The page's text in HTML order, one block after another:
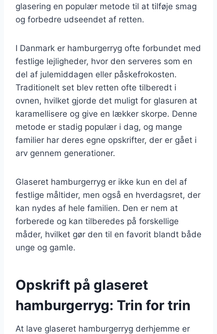
glasering en populær metode til at tilføje smag
og forbedre udseendet af retten.
I Danmark er hamburgerryg ofte forbundet med
festlige lejligheder, hvor den serveres som en
del af julemiddagen eller påskefrokosten.
Traditionelt set blev retten ofte tilberedt i
ovnen, hvilket gjorde det muligt for glasuren at
karamellisere og give en lækker skorpe. Denne
metode er stadig populær i dag, og mange
familier har deres egne opskrifter, der er gået i
arv gennem generationer.
Glaseret hamburgerryg er ikke kun en del af
festlige måltider, men også en hverdagsret, der
kan nydes af hele familien. Den er nem at
forberede og kan tilberedes på forskellige
måder, hvilket gør den til en favorit blandt både
unge og gamle.
Opskrift på glaseret
hamburgerryg: Trin for trin
At lave glaseret hamburgerryg derhjemme er